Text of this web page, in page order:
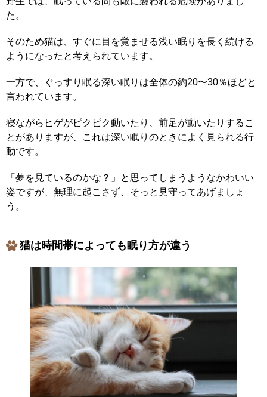
た。
そのため猫は、すぐに目を覚ませる浅い眠りを長く続ける
ようになったと考えられています。
一方で、ぐっすり眠る深い眠りは全体の約20〜30％ほどと
言われています。
寝ながらヒゲがピクピク動いたり、前足が動いたりするこ
とがありますが、これは深い眠りのときによく見られる行
動です。
「夢を見ているのかな？」と思ってしまうようなかわいい
姿ですが、無理に起こさず、そっと見守ってあげましょ
う。
猫は時間帯によっても眠り方が違う